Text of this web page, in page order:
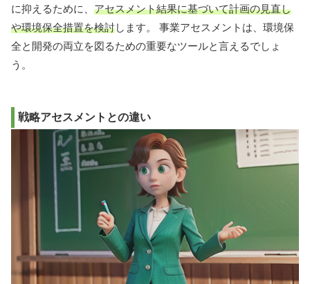
に抑えるために、 アセスメント結果に基づいて計画の見直し
や環境保全措置を検討します。 事業アセスメントは、環境保
全と開発の両立を図るための重要なツールと言えるでしょ
う。
戦略アセスメントとの違い